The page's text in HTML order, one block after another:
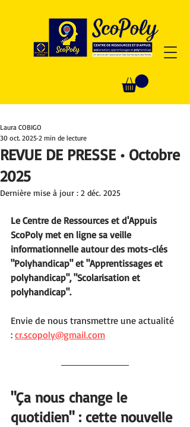
REVUE DE PRESSE • Octobre
2025
Laura COBIGO
30 oct. 2025 2 min de lecture
Dernière mise à jour : 2 déc. 2025
Le Centre de Ressources et d'Appuis
ScoPoly met en ligne sa veille
informationnelle autour des mots-clés
"Polyhandicap" et "Apprentissages et
polyhandicap", "Scolarisation et
polyhandicap".
Envie de nous transmettre une actualité
: cr.scopoly@gmail.com
"Ça nous change le
quotidien" : cette nouvelle